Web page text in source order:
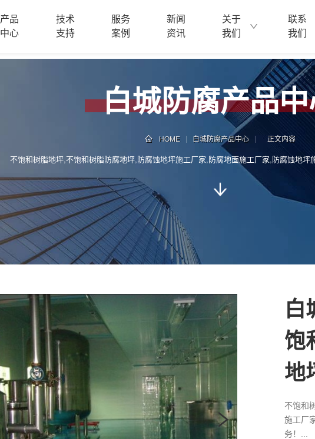
产品
中心
技术
支持
服务
案例
新闻
资讯
关于
我们
联系
我们
白城防腐产品
HOME 白城防腐产品中心 正文内容
不饱和树脂地坪,不饱和树脂防腐地坪,防腐蚀地坪施工厂家,防腐地面施工厂家,防腐蚀地坪
白
饱
地
不饱和
施工厂
务！...